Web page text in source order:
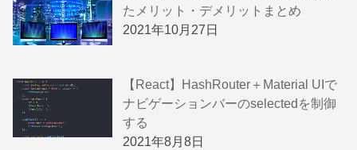
たメリット・デメリットまとめ
2021年10月27日
【React】HashRouter＋Material UIで
ナビゲーションバーのselectedを制御
する
2021年8月8日